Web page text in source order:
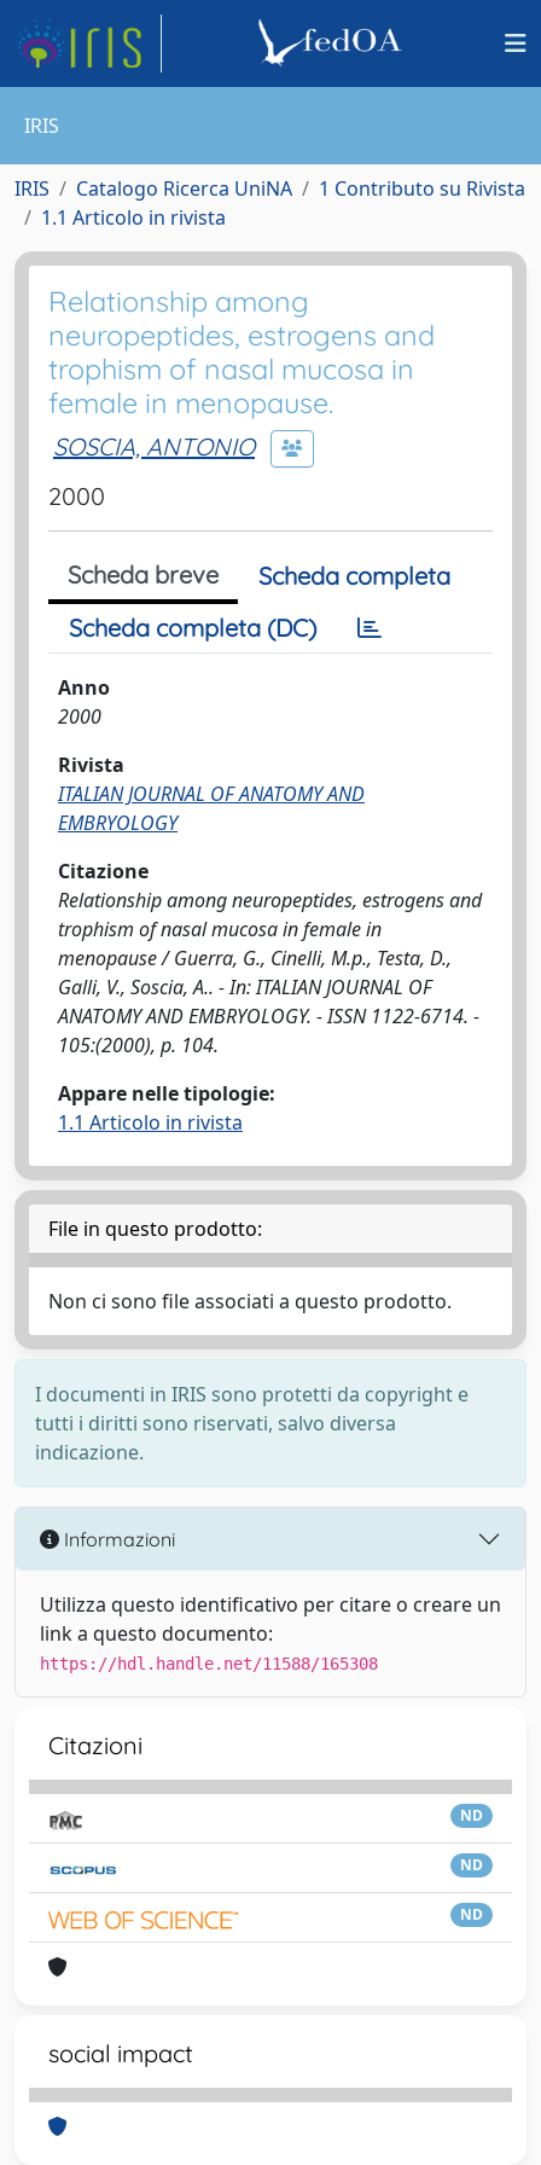
IRIS
IRIS Catalogo Ricerca UniNA
1 Contributo su Rivista
1.1 Articolo in rivista
Relationship among
neuropeptides, estrogens and
trophism of nasal mucosa in
female in menopause.
SOSCIA, ANTONIO
2000
Scheda breve
Scheda completa
Scheda completa (DC)
Anno
2000
Rivista
ITALIAN JOURNAL OF ANATOMY AND
EMBRYOLOGY
Citazione
Relationship among neuropeptides, estrogens and
trophism of nasal mucosa in female in
menopause / Guerra, G., Cinelli, M.p., Testa, D.,
Galli, V., Soscia, A.. - In: ITALIAN JOURNAL OF
ANATOMY AND EMBRYOLOGY. - ISSN 1122-6714. -
105:(2000), p. 104.
Appare nelle tipologie:
1.1 Articolo in rivista
File in questo prodotto:
Non ci sono file associati a questo prodotto.
I documenti in IRIS sono protetti da copyright e
tutti i diritti sono riservati, salvo diversa
indicazione.
Informazioni
Utilizza questo identificativo per citare o creare un
link a questo documento:
https://hdl.handle.net/11588/165308
Citazioni
ND
ND
ND
social impact